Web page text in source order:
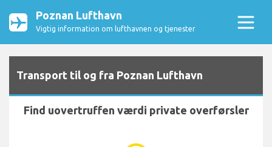
Poznan Lufthavn
Vigtig information om lufthavnen og tjenester
Transport til og fra Poznan Lufthavn
Find uovertruffen værdi private overførsler